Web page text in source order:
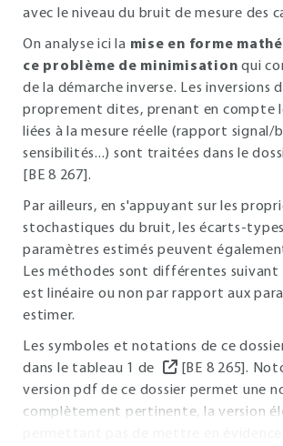
avec le niveau du bruit de mesure des
On analyse ici la mise en forme
ce problème de minimisation qui
de la démarche inverse. Les inversions
proprement dites, prenant en compte
liées à la mesure réelle (rapport signal/
sensibilités...) sont traitées dans le
[BE 8 267].
Par ailleurs, en s'appuyant sur les
stochastiques du bruit, les écarts-
paramètres estimés peuvent
Les méthodes sont différentes suivant
est linéaire ou non par rapport aux
estimer.
Les symboles et notations de ce
dans le tableau 1 de
[BE 8 265].
version pdf de ce dossier permet une
complètement pertinente, la version